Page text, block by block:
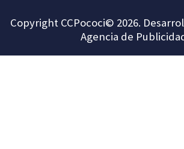
Copyright CCPococi© 2026.
Agencia de